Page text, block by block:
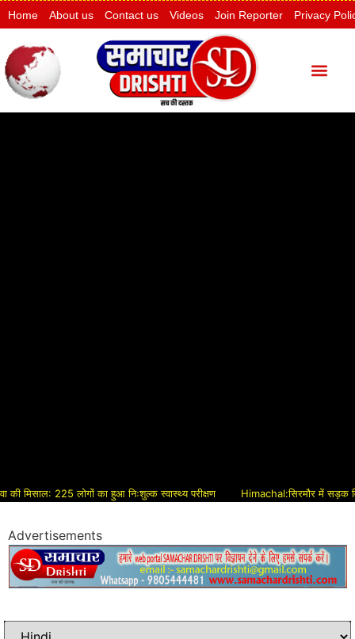
Home About us Contact us Videos Join Reporter Privacy
225 लोगों का हुआ निःशुल्क स्वास्थ्य परीक्षण Himachal:सिरमौर में सड़क विकास
Advertisements